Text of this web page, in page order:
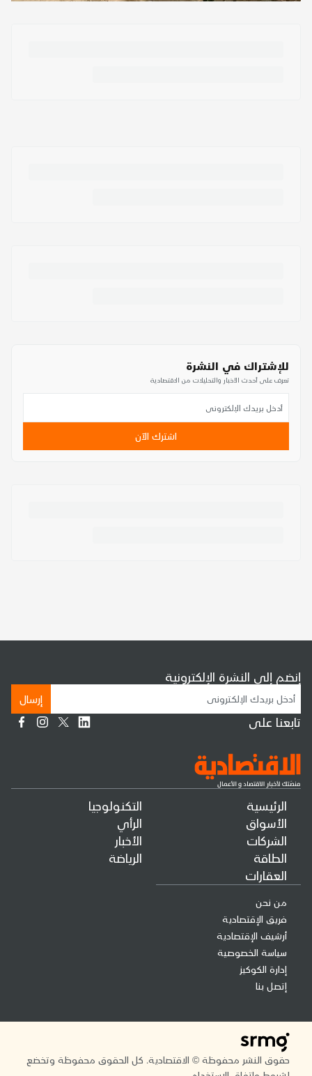
للإشتراك في النشرة
تعرف على أحدث الأخبار والتحليلات من الاقتصادية
اشترك الآن
الرئيسية
الأسواق
الشركات
الطاقة
العقارات
التكنولوجيا
الرأي
الأخبار
الرياضة
من نحن
فريق الإقتصادية
أرشيف الإقتصادية
سياسة الخصوصية
إدارة الكوكيز
إتصل بنا
إنضم إلى النشرة الإلكترونية
إرسال
تابعنا على
حقوق النشر محفوظة © الاقتصادية. كل الحقوق محفوظة وتخضع